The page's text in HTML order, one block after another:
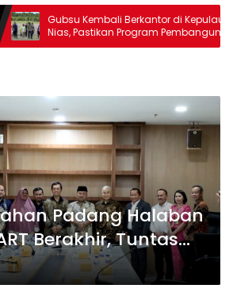
di Kepulauan
Pembangunan
Mandailing
ke Bumi
Padang Halaban
Berakhir, Tuntas
Nasution